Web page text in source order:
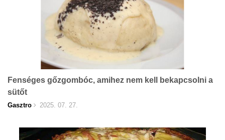
Fenséges gőzgombóc, amihez nem kell bekapcsolni a
sütőt
Gasztro 2025. 07. 27.